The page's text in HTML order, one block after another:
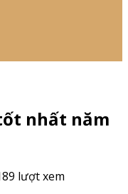
nhất năm
lượt xem